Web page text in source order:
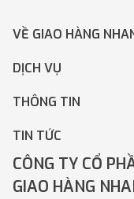
VỀ GIAO HÀNG
DỊCH VỤ
THÔNG TIN
TIN TỨC
CÔNG TY CỔ
GIAO HÀNG